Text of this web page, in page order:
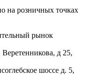
на розничных точках
рынок
д 25,
шоссе д. 5,